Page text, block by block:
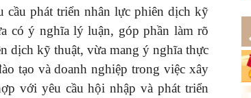
cầu phát triển nhân lực phiên dịch kỹ
có ý nghĩa lý luận, góp phần làm rõ
dịch kỹ thuật, vừa mang ý nghĩa thực
tạo và doanh nghiệp trong việc xây
với yêu cầu hội nhập và phát triển